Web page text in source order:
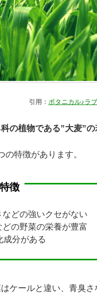
引用： ボタニカル♪ラブ
の植物である”大麦”の
特徴があります。
徴
どの強いクセがない
の野菜の栄養が豊富
成分がある
ケールと違い、青臭さ